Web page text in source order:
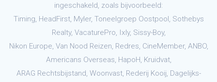
ingeschakeld, zoals bijvoorbeeld:
Timing, HeadFirst, Myler, Toneelgroep Oostpool, Sothebys
Realty, VacaturePro, Ixly, Sissy-Boy,
Nikon Europe, Van Nood Reizen, Redres, CineMember, ANBO,
Americans Overseas, HapoH, Kruidvat,
ARAG Rechtsbijstand, Woonvast, Rederij Kooij, Dagelijks-